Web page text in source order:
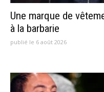
Une marque de
à la barbarie
publié le 6 août 2026